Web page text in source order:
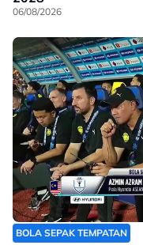
06/08/2026
BOLA SEPAK TEMPATAN